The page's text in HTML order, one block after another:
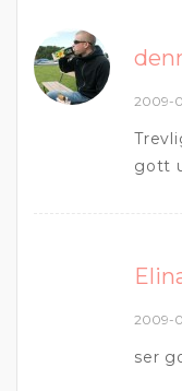
2009-
gott
2009-
ser